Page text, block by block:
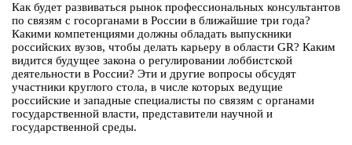
Как будет развиваться рынок профессиональных консультантов
по связям с госорганами в России в ближайшие три года?
Какими компетенциями должны обладать выпускники
российских вузов, чтобы делать карьеру в области GR? Каким
видится будущее закона о регулировании лоббистской
деятельности в России? Эти и другие вопросы обсудят
участники круглого стола, в числе которых ведущие
российские и западные специалисты по связям с органами
государственной власти, представители научной и
государственной среды.